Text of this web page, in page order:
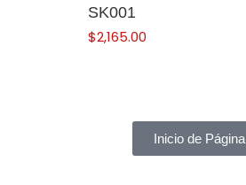
SK001
$2,165.00
Inicio de Página